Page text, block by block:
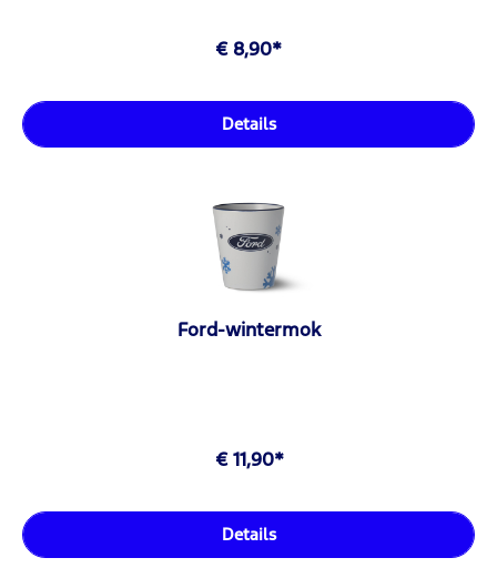
€ 8,90*
Details
Ford-wintermok
€ 11,90*
Details